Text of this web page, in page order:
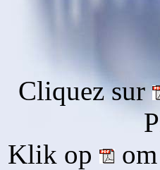
Cliquez sur
Klik op